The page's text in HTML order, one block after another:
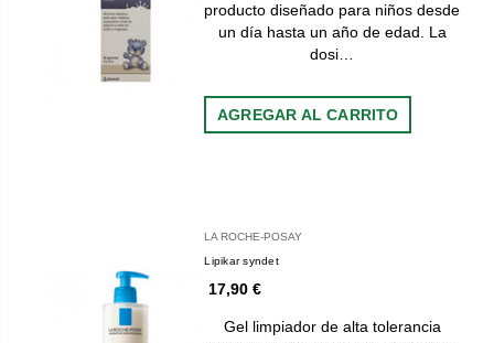
producto diseñado para niños desde
un día hasta un año de edad. La
dosi…
AGREGAR AL CARRITO
LA ROCHE-POSAY
Lipikar syndet
17,90 €
Gel limpiador de alta tolerancia